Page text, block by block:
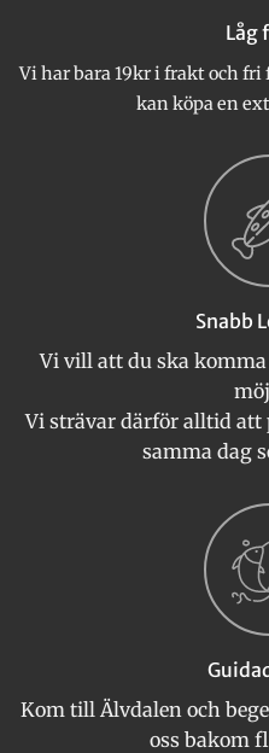
Låg
Vi har bara 19kr i frakt och
kan köpa en
Snabb
Vi vill att du ska
Vi strävar därför alltid att
samma dag
Kom till Älvdalen och
oss bakom